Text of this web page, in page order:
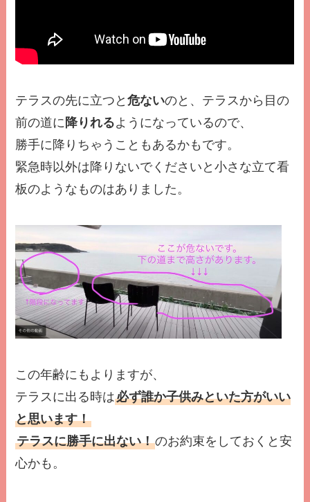
テラスの先に立つと危ないのと、テラスから目の
前の道に 降りれるようになっているので、
勝手に降りちゃうこともあるかもです。
緊急時以外は降りないでくださいと小さな立て看
板のようなものはありました。
この年齢にもよりますが、
テラスに出る時は必ず誰か子供みといた方がいい
と思います！
テラスに勝手に出ない！のお約束をしておくと安
心かも。